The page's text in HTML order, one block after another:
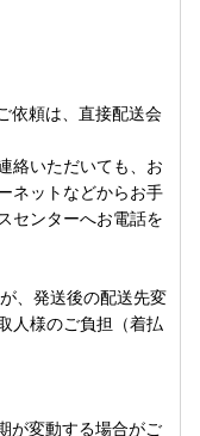
発生いたします。
なる場合であって
とになります。
注意くださいますよ
いませ。】
依頼は、直接配送会
絡いただいても、お
ネットなどからお手
センターへお電話を
、発送後の配送先変
人様のご負担（着払
が変動する場合がご